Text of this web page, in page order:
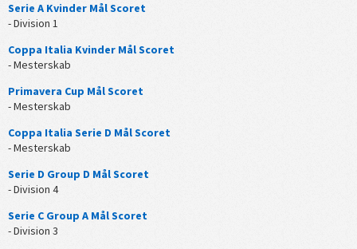
Serie A Kvinder Mål Scoret
- Division 1
Coppa Italia Kvinder Mål Scoret
- Mesterskab
Primavera Cup Mål Scoret
- Mesterskab
Coppa Italia Serie D Mål Scoret
- Mesterskab
Serie D Group D Mål Scoret
- Division 4
Serie C Group A Mål Scoret
- Division 3